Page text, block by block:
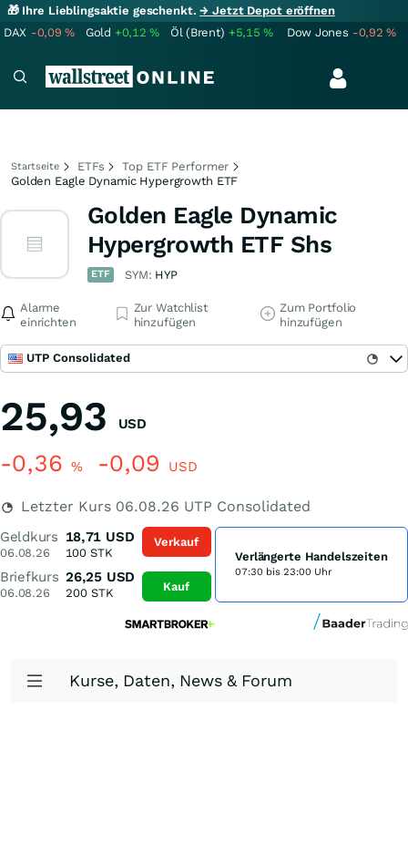
🎁 Ihre Lieblingsaktie geschenkt.→ Jetzt Depot eröffnen
DAX -0,09% Gold +0,12% Öl (Brent) +5,15% Dow Jones -0,92%
Startseite ETFs
Top ETF Performer
Golden Eagle Dynamic Hypergrowth ETF
Golden Eagle Dynamic
Hypergrowth ETF Shs
ETF SYM: HYP
Alarme
einrichten
Zur Watchlist
hinzufügen
Zum Portfolio
hinzufügen
UTP Consolidated
25,93 USD
-0,36 % -0,09 USD
Letzter Kurs 06.08.26 UTP Consolidated
Geldkurs
06.08.26
18,71 USD
100 STK
Briefkurs
06.08.26
26,25 USD
200STK
Verkauf
Kauf
Verlängerte Handelszeiten
07:30 bis 23:00 Uhr
Kurse, Daten, News & Forum